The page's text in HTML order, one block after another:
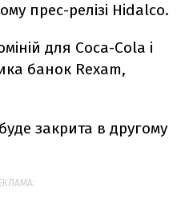
прес-релізі Hidalco.
для Coca-Cola і
банок Rexam,
закрита в другому